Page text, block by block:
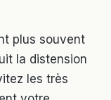
plus souvent
la distension
les très